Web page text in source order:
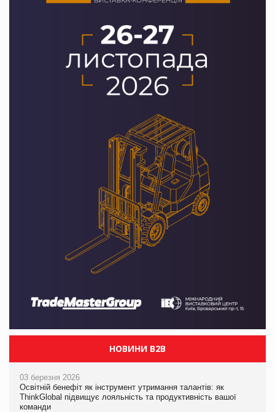
НОВИНИ B2B
03 березня 2026
Освітній бенефіт як інструмент утримання талантів: як
ThinkGlobal підвищує лояльність та продуктивність вашої
команди